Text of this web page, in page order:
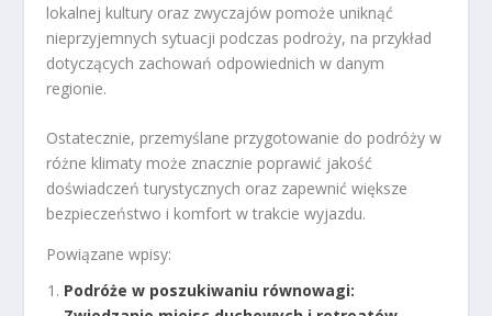
lokalnej kultury oraz zwyczajów pomoże uniknąć
nieprzyjemnych sytuacji podczas podroży, na przykład
dotyczących zachowań odpowiednich w danym
regionie.
Ostatecznie, przemyślane przygotowanie do podróży w
różne klimaty może znacznie poprawić jakość
doświadczeń turystycznych oraz zapewnić większe
bezpieczeństwo i komfort w trakcie wyjazdu.
Powiązane wpisy:
Podróże w poszukiwaniu równowagi: